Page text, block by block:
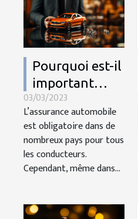
Pourquoi est-il
important
d’assurer sa
voiture ?
03/03/2023
L’assurance automobile
est obligatoire dans de
nombreux pays pour tous
les conducteurs.
Cependant, même dans...